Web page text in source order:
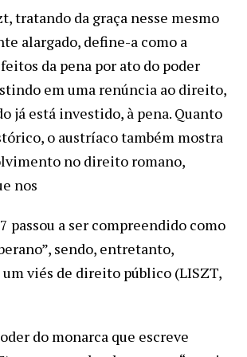
tratando da graça nesse mesmo
alargado, define-a como a
da pena por ato do poder
em uma renúncia ao direito,
já está investido, à pena. Quanto
o austríaco também mostra
no direito romano,
nos
passou a ser compreendido como
sendo, entretanto,
um viés de direito público (LISZT,
do monarca que escreve